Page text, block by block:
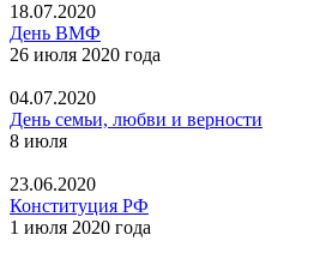
18.07.2020
День ВМФ
26 июля 2020 года
04.07.2020
День семьи, любви и верности
8 июля
23.06.2020
Конституция РФ
1 июля 2020 года